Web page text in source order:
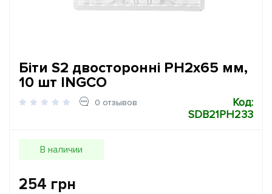
Біти S2 двосторонні PH2х65 мм,
10 шт INGCO
0 отзывов
Код:
SDB21PH233
В наличии
254 грн